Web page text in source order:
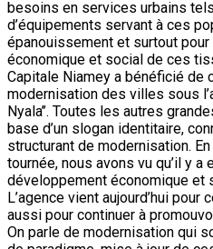
besoins en services urbains
d’équipements servant à ces
épanouissement et surtout
économique et social de ces
Capitale Niamey a bénéficié de
modernisation des villes sous
Nyala’’. Toutes les autres
base d’un slogan identitaire,
structurant de modernisation.
tournée, nous avons vu qu’il y
développement économique et
L’agence vient aujourd’hui
aussi pour continuer à
On parle de modernisation qui